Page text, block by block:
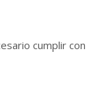
cumplir con